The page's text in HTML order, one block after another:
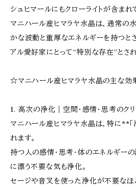
シュヒマールにもクローライトが含まれ
マニハール産ヒマラヤ水晶は、通常の
かな波動と重厚なエネルギーを持つと
アル愛好家にとって“特別な存在”とさ
☆マニハール産ヒマラヤ水晶の主な効
1. 高次の浄化｜空間・感情・思考のク
マニハール産ヒマラヤ水晶は、特に**
れます。
持つ人の感情・思考・体のエネルギー
に漂う不要な気も浄化。
セージや音叉を使った浄化が不要なほ